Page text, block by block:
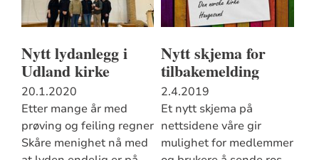
Nytt lydanlegg i
Udland kirke
20.1.2020
Etter mange år med
prøving og feiling regner
Skåre menighet nå med
Nytt skjema for
tilbakemelding
2.4.2019
Et nytt skjema på
nettsidene våre gir
mulighet for medlemmer